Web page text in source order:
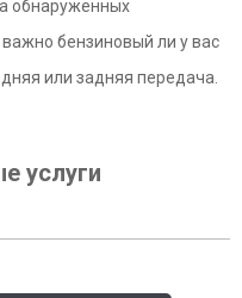
обнаруженных
бензиновый ли у вас
или задняя передача.
услуги